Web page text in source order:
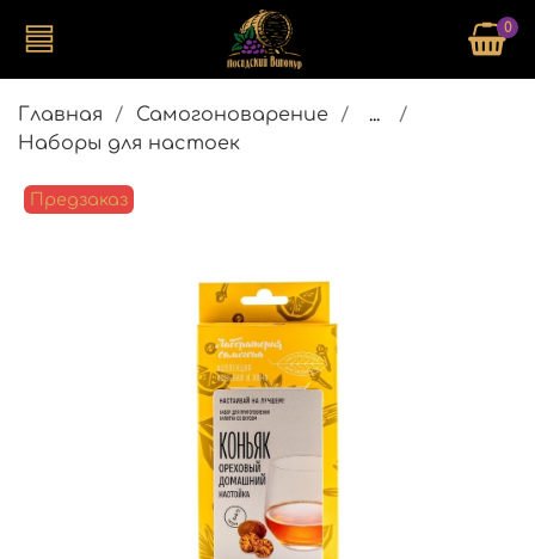
0
Главная Самогоноварение
...
Наборы для настоек
Предзаказ